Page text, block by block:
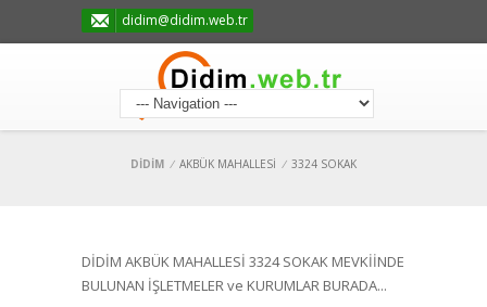
didim@didim.web.tr
DİDİM / AKBÜK MAHALLESİ / 3324 SOKAK
DİDİM AKBÜK MAHALLESİ 3324 SOKAK MEVKİİNDE
BULUNAN İŞLETMELER ve KURUMLAR BURADA...